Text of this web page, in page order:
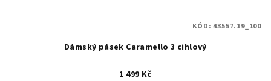
Dámský pásek Caramello 3 cihlový
1 499 Kč
KÓD:43557.19_100